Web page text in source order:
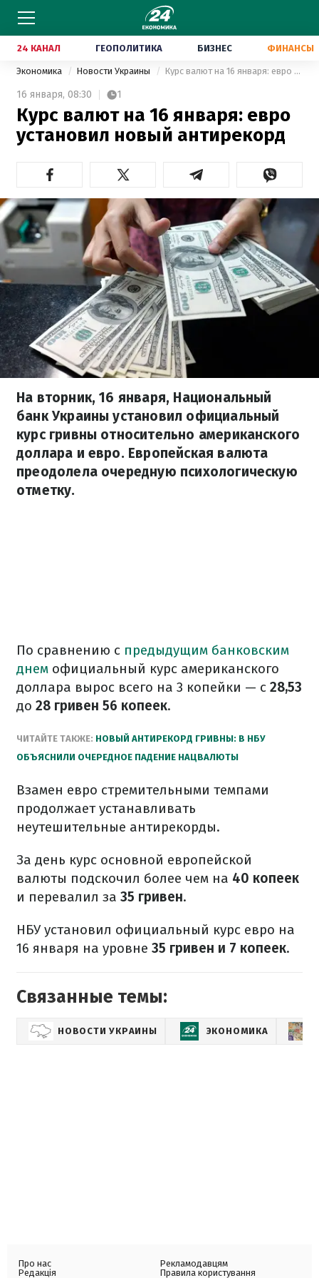
24 КАНАЛ ГЕОПОЛИТИКА БИЗНЕС ФИНАНСЫ
Экономика Новости Украины Курс валют на 16 января: евро установил новый антирекорд
16 января, 08:30 1
Курс валют на 16 января: евро
установил новый антирекорд
На вторник, 16 января, Национальный
банк Украины установил официальный
курс гривны относительно американского
доллара и евро. Европейская валюта
преодолела очередную психологическую
отметку.
По сравнению с предыдущим банковским
днем официальный курс американского
доллара вырос всего на 3 копейки — с 28,53
до 28 гривен 56 копеек.
ЧИТАЙТЕ ТАКЖЕ: НОВЫЙ АНТИРЕКОРД ГРИВНЫ: В НБУ
ОБЪЯСНИЛИ ОЧЕРЕДНОЕ ПАДЕНИЕ НАЦВАЛЮТЫ
Взамен евро стремительными темпами
продолжает устанавливать
неутешительные антирекорды.
За день курс основной европейской
валюты подскочил более чем на 40 копеек
и перевалил за 35 гривен.
НБУ установил официальный курс евро на
16 января на уровне 35 гривен и 7 копеек.
Связанные темы:
НОВОСТИ УКРАИНЫ ЭКОНОМИКА
Про нас
Редакція
Рекламодавцям
Правила користування